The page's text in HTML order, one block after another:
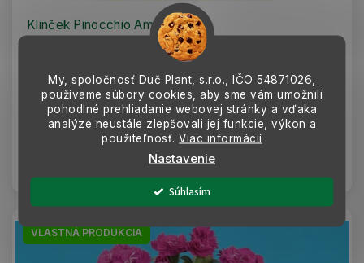
My, spoločnosť Duč Plant, s.r.o., IČO 54871026,
používame súbory cookies, aby sme vám umožnili
pohodlné prehliadanie webovej stránky a vďaka
analýze neustále zlepšovali jej funkcie, výkon a
použiteľnosť.Viac informácií
Nastavenie
Súhlasím
Klinček Pinocchio Amethyst
MOMENTÁLNE NEDOSTUPNÉ
3,49 €
Detail
Letnička s intenzívne fialovými kvetmi. Ideálny pre slnečné
stanoviská a dobre priepustnú pôdu, vhodný na pestovanie v
nádobách, záhonoch či...
VLASTNÁ PRODUKCIA